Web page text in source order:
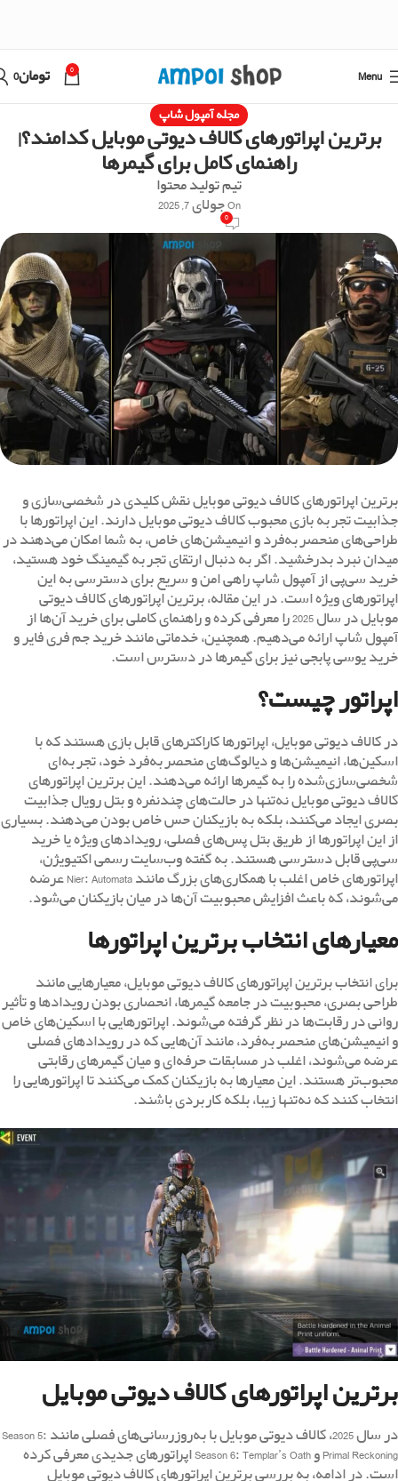
Menu
0 تومان0
مجله آمپول شاپ
برترین اپراتورهای کالاف دیوتی موبایل کدامند؟|
راهنمای کامل برای گیمرها
تیم تولید محتوا
On جولای 7, 2025
0
برترین اپراتورهای کالاف دیوتی موبایل نقش کلیدی در شخصی‌سازی و
جذابیت تجربه بازی محبوب کالاف دیوتی موبایل دارند. این اپراتورها با
طراحی‌های منحصربه‌فرد و انیمیشن‌های خاص، به شما امکان می‌دهند در
میدان نبرد بدرخشید. اگر به دنبال ارتقای تجربه گیمینگ خود هستید،
خرید سی‌پی از آمپول شاپ راهی امن و سریع برای دسترسی به این
اپراتورهای ویژه است. در این مقاله، برترین اپراتورهای کالاف دیوتی
موبایل در سال 2025 را معرفی کرده و راهنمای کاملی برای خرید آن‌ها از
آمپول شاپ ارائه می‌دهیم. همچنین، خدماتی مانند خرید جم فری فایر و
خرید یوسی پابجی نیز برای گیمرها در دسترس است.
اپراتور چیست؟
در کالاف دیوتی موبایل، اپراتورها کاراکترهای قابل بازی هستند که با
اسکین‌ها، انیمیشن‌ها و دیالوگ‌های منحصربه‌فرد خود، تجربه‌ای
شخصی‌سازی‌شده را به گیمرها ارائه می‌دهند. این برترین اپراتورهای
کالاف دیوتی موبایل نه‌تنها در حالت‌های چندنفره و بتل رویال جذابیت
بصری ایجاد می‌کنند، بلکه به بازیکنان حس خاص بودن می‌دهند. بسیاری
از این اپراتورها از طریق بتل پس‌های فصلی، رویدادهای ویژه یا خرید
سی‌پی قابل دسترسی هستند. به گفته وب‌سایت رسمی اکتیویژن،
اپراتورهای خاص اغلب با همکاری‌های بزرگ مانند Nier: Automata عرضه
می‌شوند، که باعث افزایش محبوبیت آن‌ها در میان بازیکنان می‌شود.
معیارهای انتخاب برترین اپراتورها
برای انتخاب برترین اپراتورهای کالاف دیوتی موبایل، معیارهایی مانند
طراحی بصری، محبوبیت در جامعه گیمرها، انحصاری بودن رویدادها و تأثیر
روانی در رقابت‌ها در نظر گرفته می‌شوند. اپراتورهایی با اسکین‌های خاص
و انیمیشن‌های منحصربه‌فرد، مانند آن‌هایی که در رویدادهای فصلی
عرضه می‌شوند، اغلب در مسابقات حرفه‌ای و میان گیمرهای رقابتی
محبوب‌تر هستند. این معیارها به بازیکنان کمک می‌کنند تا اپراتورهایی را
انتخاب کنند که نه‌تنها زیبا، بلکه کاربردی باشند.
برترین اپراتورهای کالاف دیوتی موبایل
در سال 2025، کالاف دیوتی موبایل با به‌روزرسانی‌های فصلی مانند Season 5:
Primal Reckoning و Season 6: Templar’s Oath اپراتورهای جدیدی معرفی کرده
است. در ادامه، به بررسی برترین اپراتورهای کالاف دیوتی موبایل